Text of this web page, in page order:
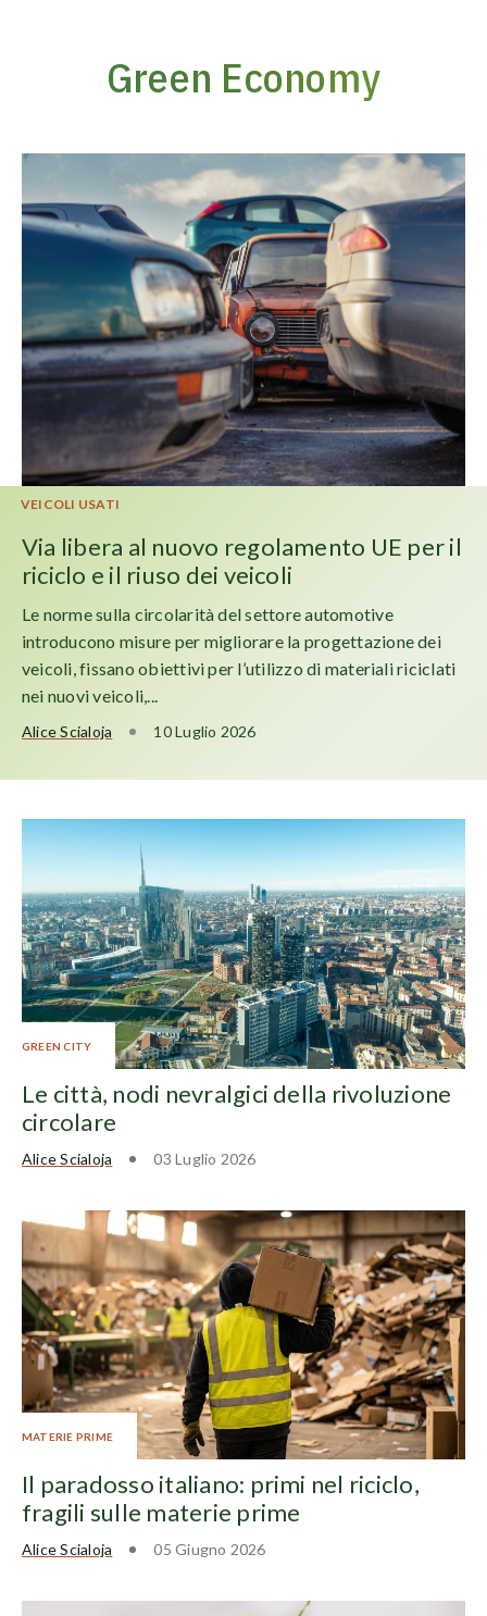
Green Economy
VEICOLI USATI
Via libera al nuovo regolamento UE per il
riciclo e il riuso dei veicoli
Le norme sulla circolarità del settore automotive
introducono misure per migliorare la progettazione dei
veicoli, fissano obiettivi per l’utilizzo di materiali riciclati
nei nuovi veicoli,...
Alice Scialoja 10 Luglio 2026
GREEN CITY
Le città, nodi nevralgici della rivoluzione
circolare
Alice Scialoja 03 Luglio 2026
MATERIE PRIME
Il paradosso italiano: primi nel riciclo,
fragili sulle materie prime
Alice Scialoja 05 Giugno 2026